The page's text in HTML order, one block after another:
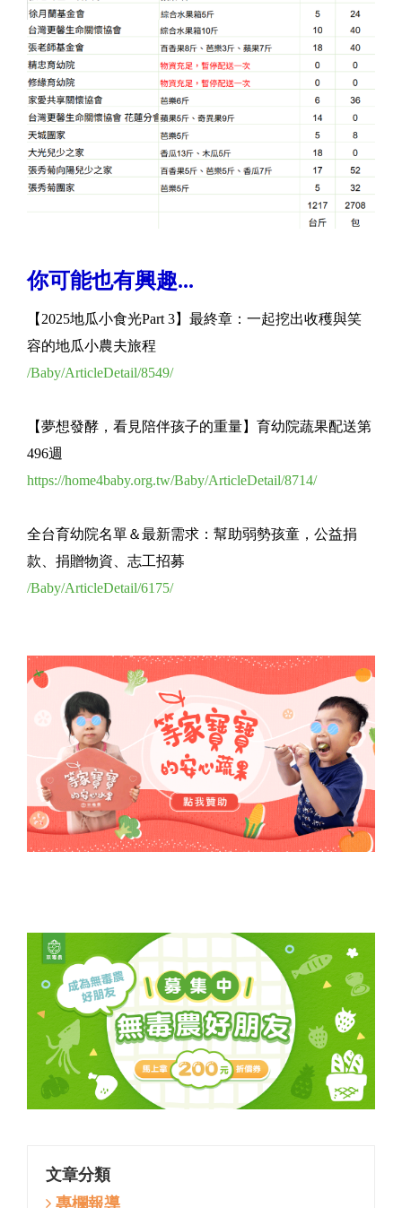
你可能也有興趣...
【2025地瓜小食光Part 3】最終章：一起挖出收穫與笑
容的地瓜小農夫旅程
/Baby/ArticleDetail/8549/
【夢想發酵，看見陪伴孩子的重量】育幼院蔬果配送第
496週
https://home4baby.org.tw/Baby/ArticleDetail/8714/
全台育幼院名單＆最新需求：幫助弱勢孩童，公益捐
款、捐贈物資、志工招募
/Baby/ArticleDetail/6175/
文章分類
專欄報導